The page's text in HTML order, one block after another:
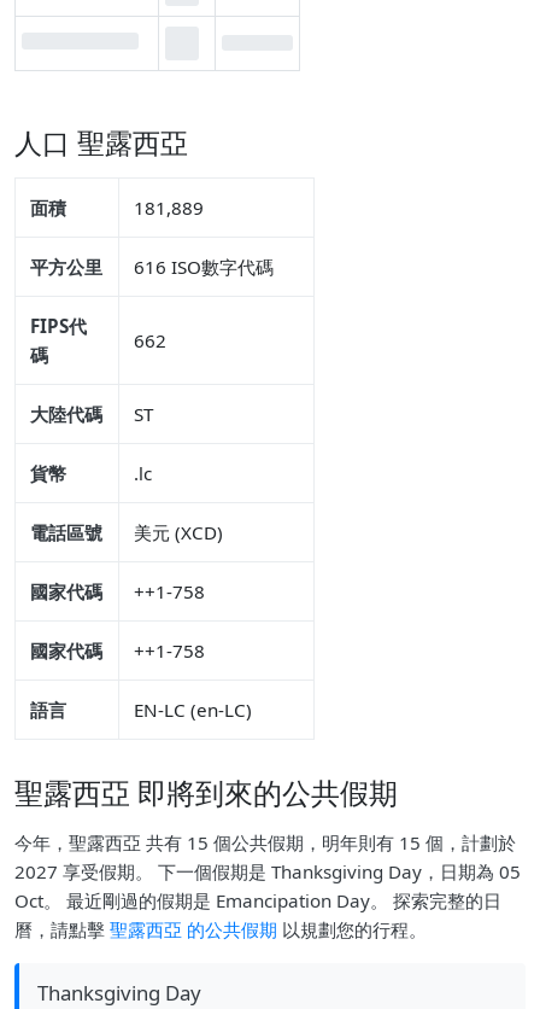
人口 聖露西亞
面積 181,889
平方公里 616 ISO數字代碼
FIPS代
碼
662
大陸代碼 ST
貨幣 .lc
電話區號 美元 (XCD)
國家代碼 ++1-758
國家代碼 ++1-758
語言 EN-LC (en-LC)
聖露西亞 即將到來的公共假期
今年，聖露西亞 共有 15 個公共假期，明年則有 15 個，計劃於
2027 享受假期。 下一個假期是 Thanksgiving Day，日期為 05
Oct。 最近剛過的假期是 Emancipation Day。 探索完整的日
曆，請點擊 聖露西亞 的公共假期 以規劃您的行程。
Thanksgiving Day